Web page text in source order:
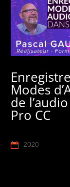
Modes
de
Pro CC
2020